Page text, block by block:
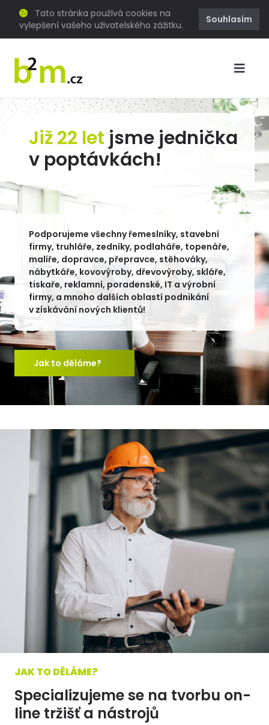
Tato stránka používá cookies na
vylepšení vašeho uživatelského zážitku.
Souhlasím
Již 22 let jsme jednička
v poptávkách!
Podporujeme všechny řemeslníky, stavební
firmy, truhláře, zedníky, podlaháře, topenáře,
malíře, dopravce, přepravce, stěhováky,
nábytkáře, kovovýroby, dřevovýroby, skláře,
tiskaře, reklamní, poradenské, IT a výrobní
firmy, a mnoho dalších oblastí podnikání
v získávání nových klientů!
Jak to děláme?
JAK TO DĚLÁME?
Specializujeme se na tvorbu on-
line tržišť a nástrojů